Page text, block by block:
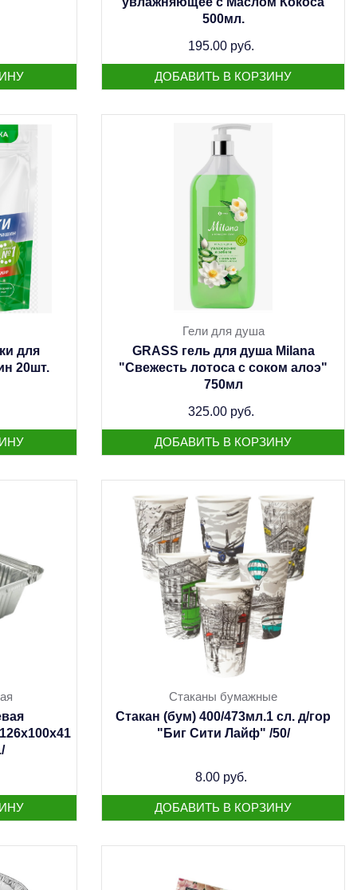
500мл.
195.00 руб.
для
20шт.
Гели для душа
GRASS гель для душа Milana
"Свежесть лотоса с соком алоэ"
750мл
325.00 руб.
Стаканы бумажные
Стакан (бум) 400/473мл.1 сл. д/гор
"Биг Сити Лайф" /50/
8.00 руб.